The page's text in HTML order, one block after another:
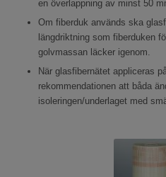
en överlappning av minst 50
Om fiberduk används ska
längdriktning som fiberduken
golvmassan läcker igenom.
När glasfibernätet appliceras
rekommendationen att båda
isoleringen/underlaget med